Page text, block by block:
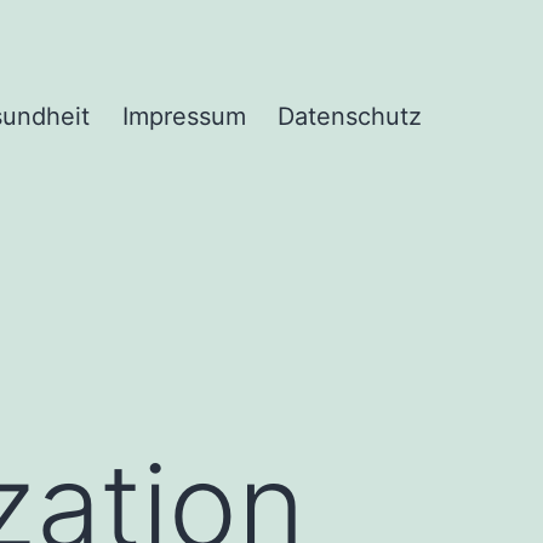
Impressum Datenschutz